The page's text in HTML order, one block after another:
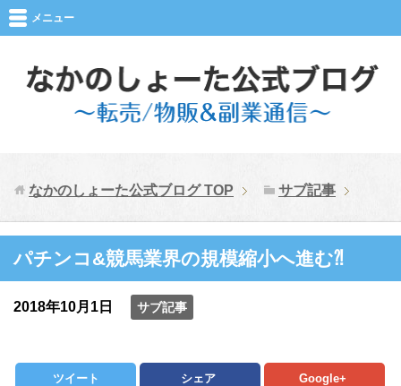
メニュー
なかのしょーた公式ブログTOP サブ記事
パチンコ&競馬業界の規模縮小へ進む⁈
2018年10月1日 サブ記事
ツイート シェア Google+